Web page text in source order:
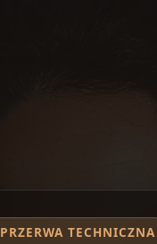
PRZERWA TECHNICZNA